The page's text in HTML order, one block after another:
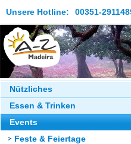
Unsere Hotline: 00351-
Die Insel
Madeira Erleben
Aktuelles
Nützliches
Essen & Trinken
Events
Feste & Feiertage